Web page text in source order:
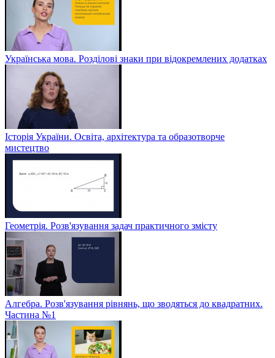
Українська мова. Розділові знаки при відокремлених додатках
Історія України. Освіта, архітектура та образотворче
мистецтво
Геометрія. Розв'язування задач практичного змісту
Алгебра. Розв'язування рівнянь, що зводяться до квадратних.
Частина №1